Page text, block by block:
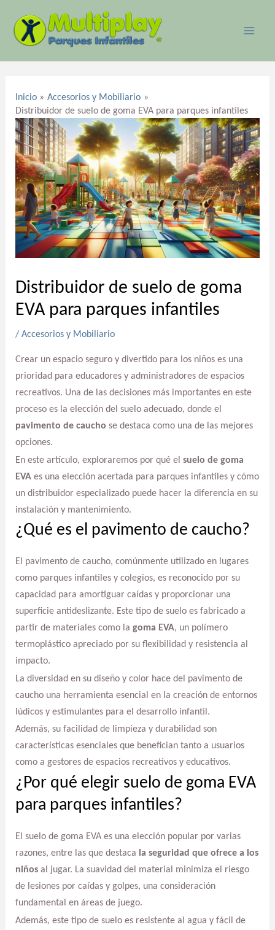
contenido
Inicio
Accesorios y Mobiliario
Distribuidor de suelo de goma EVA para parques infantiles
Distribuidor de suelo de goma
EVA para parques infantiles
/ Accesorios y Mobiliario
Crear un espacio seguro y divertido para los niños es una
prioridad para educadores y administradores de espacios
recreativos. Una de las decisiones más importantes en este
proceso es la elección del suelo adecuado, donde el
pavimento de caucho se destaca como una de las mejores
opciones.
En este artículo, exploraremos por qué el suelo de goma
EVAes una elección acertada para parques infantiles y cómo
un distribuidor especializado puede hacer la diferencia en su
instalación y mantenimiento.
¿Qué es el pavimento de caucho?
El pavimento de caucho, comúnmente utilizado en lugares
como parques infantiles y colegios, es reconocido por su
capacidad para amortiguar caídas y proporcionar una
superficie antideslizante. Este tipo de suelo es fabricado a
partir de materiales como la goma EVA, un polímero
termoplástico apreciado por su flexibilidad y resistencia al
impacto.
La diversidad en su diseño y color hace del pavimento de
caucho una herramienta esencial en la creación de entornos
lúdicos y estimulantes para el desarrollo infantil.
Además, su facilidad de limpieza y durabilidad son
características esenciales que benefician tanto a usuarios
como a gestores de espacios recreativos y educativos.
¿Por qué elegir suelo de goma EVA
para parques infantiles?
El suelo de goma EVA es una elección popular por varias
razones, entre las que destaca la seguridad que ofrece a los
niñosal jugar. La suavidad del material minimiza el riesgo
de lesiones por caídas y golpes, una consideración
fundamental en áreas de juego.
Además, este tipo de suelo es resistente al agua y fácil de
entradas